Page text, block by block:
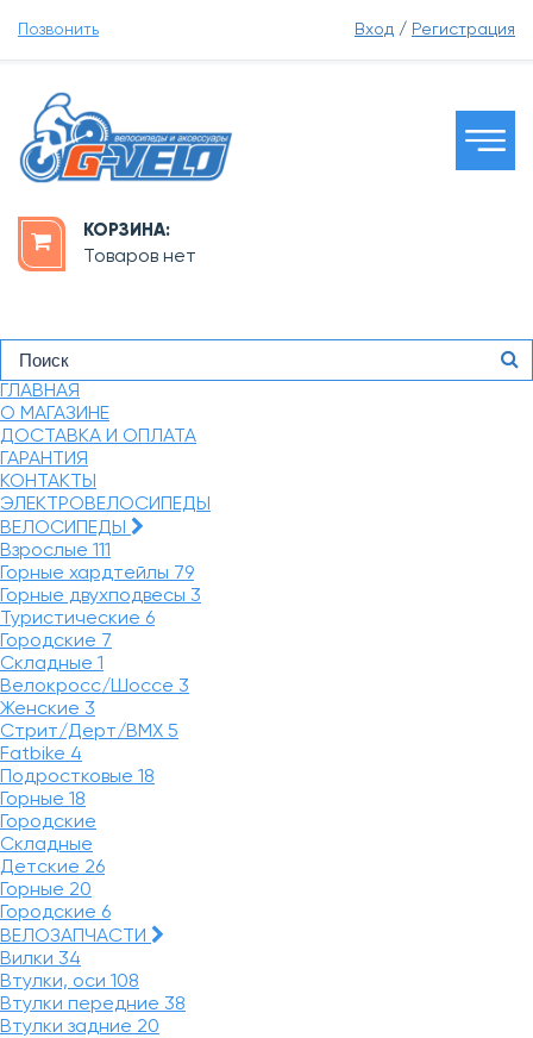
Позвонить Вход / Регистрация
КОРЗИНА:
Товаров нет
ГЛАВНАЯ
О МАГАЗИНЕ
ДОСТАВКА И ОПЛАТА
ГАРАНТИЯ
КОНТАКТЫ
ЭЛЕКТРОВЕЛОСИПЕДЫ
ВЕЛОСИПЕДЫ
Взрослые 111
Горные хардтейлы 79
Горные двухподвесы 3
Туристические 6
Городские 7
Складные 1
Велокросс/Шоссе 3
Женские 3
Стрит/Дерт/BMX 5
Fatbike 4
Подростковые 18
Горные 18
Городские
Складные
Детские 26
Горные 20
Городские 6
ВЕЛОЗАПЧАСТИ
Вилки 34
Втулки, оси 108
Втулки передние 38
Втулки задние 20